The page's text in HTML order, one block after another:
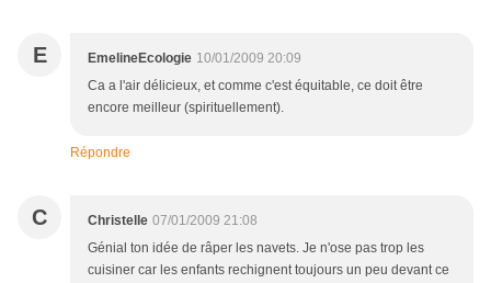
E EmelineEcologie 10/01/2009 20:09
Ca a l'air délicieux, et comme c'est équitable, ce doit être
encore meilleur (spirituellement).
Répondre
C Christelle 07/01/2009 21:08
Génial ton idée de râper les navets. Je n'ose pas trop les
cuisiner car les enfants rechignent toujours un peu devant ce